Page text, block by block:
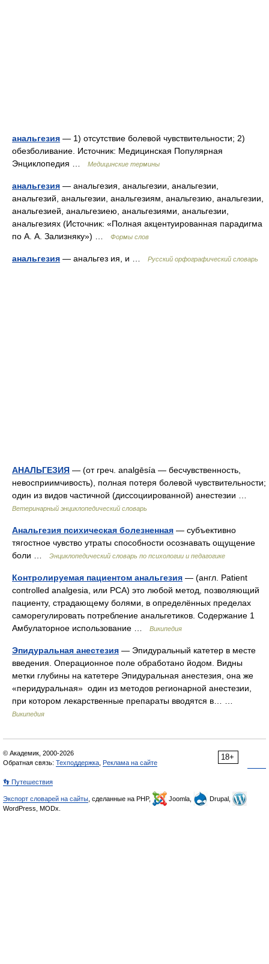
анальгезия — 1) отсутствие болевой чувствительности; 2)
обезболивание. Источник: Медицинская Популярная
Энциклопедия …
Медицинские термины
анальгезия — анальгезия, анальгезии, анальгезии,
анальгезий, анальгезии, анальгезиям, анальгезию, анальгезии,
анальгезией, анальгезиею, анальгезиями, анальгезии,
анальгезиях (Источник: «Полная акцентуированная парадигма
по А. А. Зализняку») …
Формы слов
анальгезия — анальгез ия, и … Русский орфографический словарь
АНАЛЬГЕЗИЯ — (от греч. analgēsía — бесчувственность,
невосприимчивость), полная потеря болевой чувствительности;
один из видов частичной (диссоциированной) анестезии …
Ветеринарный энциклопедический словарь
Анальгезия психическая болезненная — субъективно
тягостное чувство утраты способности осознавать ощущение
боли …
Энциклопедический словарь по психологии и педагогике
Контролируемая пациентом анальгезия — (англ. Patient
controlled analgesia, или PCA) это любой метод, позволяющий
пациенту, страдающему болями, в определённых пределах
саморегулировать потребление анальгетиков. Содержание 1
Амбулаторное использование …
Википедия
Эпидуральная анестезия — Эпидуральный катетер в месте
введения. Операционное поле обработано йодом. Видны
метки глубины на катетере Эпидуральная анестезия, она же
«перидуральная» один из методов регионарной анестезии,
при котором лекарственные препараты вводятся в… …
Википедия
18+
© Академик, 2000-2026
Обратная связь: Техподдержка Реклама на сайте
👣 Путешествия
Экспорт словарей на сайты , сделанные на PHP, Joomla,
Drupal,
WordPress, MODx.